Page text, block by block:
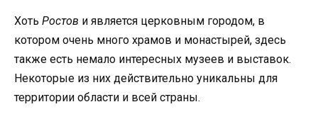
Хоть Ростов и является церковным городом, в
котором очень много храмов и монастырей, здесь
также есть немало интересных музеев и выставок.
Некоторые из них действительно уникальны для
территории области и всей страны.